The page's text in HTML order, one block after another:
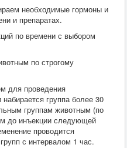
необходимые гормоны и
и препаратах.
по времени с выбором
по строгому
для проведения
группа более 30
группам животным (по
до инъекции следующей
проводится
с интервалом 1 час.